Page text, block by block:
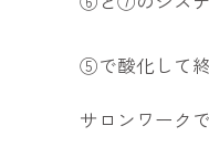
⑤で酸化して終
サロンワーク